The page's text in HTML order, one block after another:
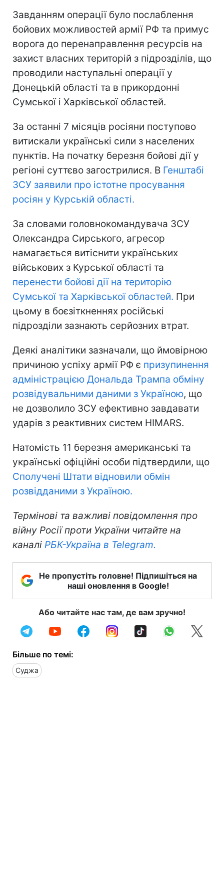
Завданням операції було послаблення
бойових можливостей армії РФ та примус
ворога до перенаправлення ресурсів на
захист власних територій з підрозділів, що
проводили наступальні операції у
Донецькій області та в прикордонні
Сумської і Харківської областей.
За останні 7 місяців росіяни поступово
витискали українські сили з населених
пунктів. На початку березня бойові дії у
регіоні суттєво загострилися. В Генштабі
ЗСУ заявили про істотне просування
росіян у Курській області.
За словами головнокомандувача ЗСУ
Олександра Сирського, агресор
намагається витіснити українських
військових з Курської області та
перенести бойові дії на територію
Сумської та Харківської областей. При
цьому в боєзіткненнях російські
підрозділи зазнають серйозних втрат.
Деякі аналітики зазначали, що ймовірною
причиною успіху армії РФ є призупинення
адміністрацією Дональда Трампа обміну
розвідувальними даними з Україною, що
не дозволило ЗСУ ефективно завдавати
ударів з реактивних систем HIMARS.
Натомість 11 березня американські та
українські офіційні особи підтвердили, що
Сполучені Штати відновили обмін
розвідданими з Україною.
Термінові та важливі повідомлення про
війну Росії проти України читайте на
каналі РБК-Україна в Telegram.
Не пропустіть головне! Підпишіться на
наші оновлення в Google!
Або читайте нас там, де вам зручно!
Більше по темі:
Суджа